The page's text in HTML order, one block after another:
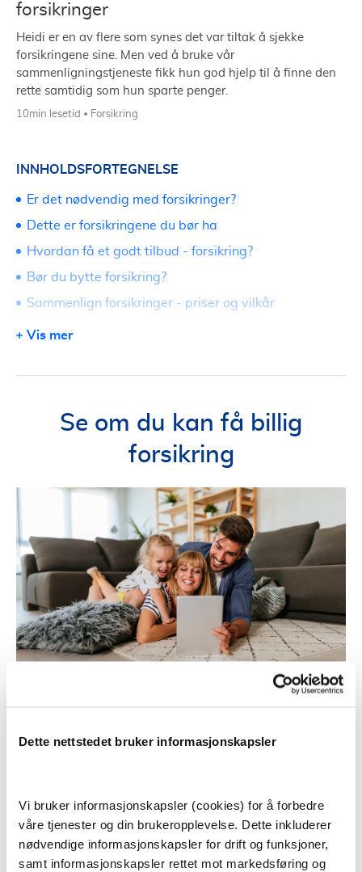
Dette nettstedet bruker informasjonskapsler
Vi bruker informasjonskapsler (cookies) for å forbedre
våre tjenester og din brukeropplevelse. Dette inkluderer
nødvendige informasjonskapsler for drift og funksjoner,
samt informasjonskapsler rettet mot markedsføring og
forsikringer
Heidi er en av flere som synes det var tiltak å sjekke
forsikringene sine. Men ved å bruke vår
sammenligningstjeneste fikk hun god hjelp til å finne den
rette samtidig som hun sparte penger.
10min lesetid Forsikring
Se om du kan få billig
forsikring
Nesten alle nordmenn trenger en eller flere
Er du barn, ungdom eller ung voksen, kan du ofte
dekkes av foreldrenes forsikring om dere har samme
INNHOLDSFORTEGNELSE
Er det nødvendig med forsikringer?
Dette er forsikringene du bør ha
Hvordan få et godt tilbud - forsikring?
Bør du bytte forsikring?
Sammenlign forsikringer - priser og vilkår
Forsikring sammenligning - priser
Vis mer